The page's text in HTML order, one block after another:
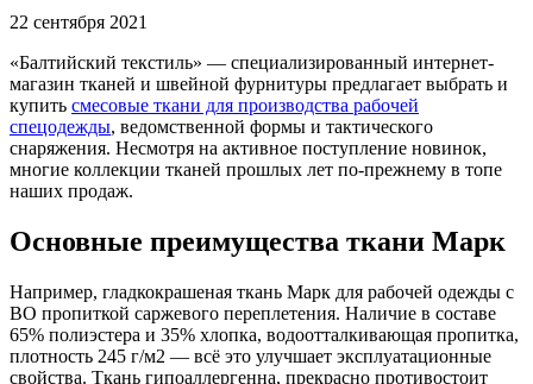
22 сентября 2021
«Балтийский текстиль» — специализированный интернет-
магазин тканей и швейной фурнитуры предлагает выбрать и
купить смесовые ткани для производства рабочей
спецодежды, ведомственной формы и тактического
снаряжения. Несмотря на активное поступление новинок,
многие коллекции тканей прошлых лет по-прежнему в топе
наших продаж.
Основные преимущества ткани Марк
Например, гладкокрашеная ткань Марк для рабочей одежды с
ВО пропиткой саржевого переплетения. Наличие в составе
65% полиэстера и 35% хлопка, водоотталкивающая пропитка,
плотность 245 г/м2 — всё это улучшает эксплуатационные
свойства. Ткань гипоаллергенна, прекрасно противостоит